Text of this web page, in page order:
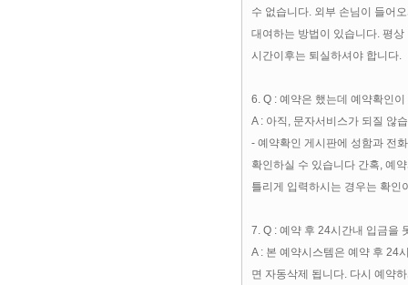
수 없습니다. 외부 손님이 들어
대여하는 방법이 있습니다. 평
시간이후는 퇴실하셔야 합니다.
6. Q : 예약은 했는데 예약확인
A : 아직, 문자서비스가 되질 않
- 예약확인 게시판에 성함과 전
확인하실 수 있습니다 간혹, 예
틀리게 입력하시는 경우는 확인
7. Q : 예약 후 24시간내 입금을
A : 본 예약시스템은 예약 후 24
면 자동삭제 됩니다. 다시 예약